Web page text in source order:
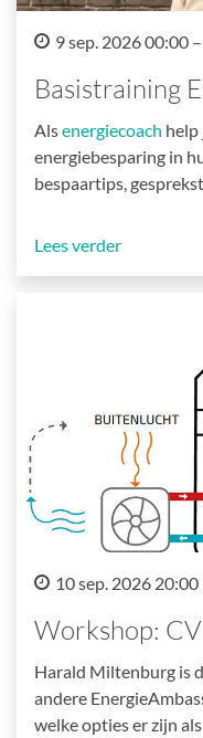
9 sep. 2026 00:00
Basistraining
Alsenergiecoach help
energiebesparing in
bespaartips,
Lees verder
10 sep. 2026
Workshop:
Harald Miltenburg is
andere
welke opties er zijn